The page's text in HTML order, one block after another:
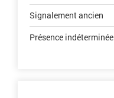
Signalement ancien
Présence indéterminée